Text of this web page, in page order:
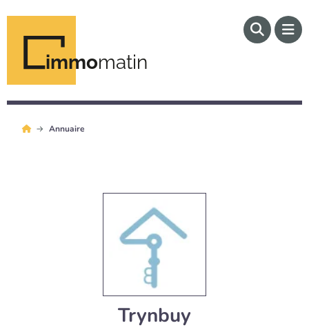
immomatin
Annuaire
Trynbuy